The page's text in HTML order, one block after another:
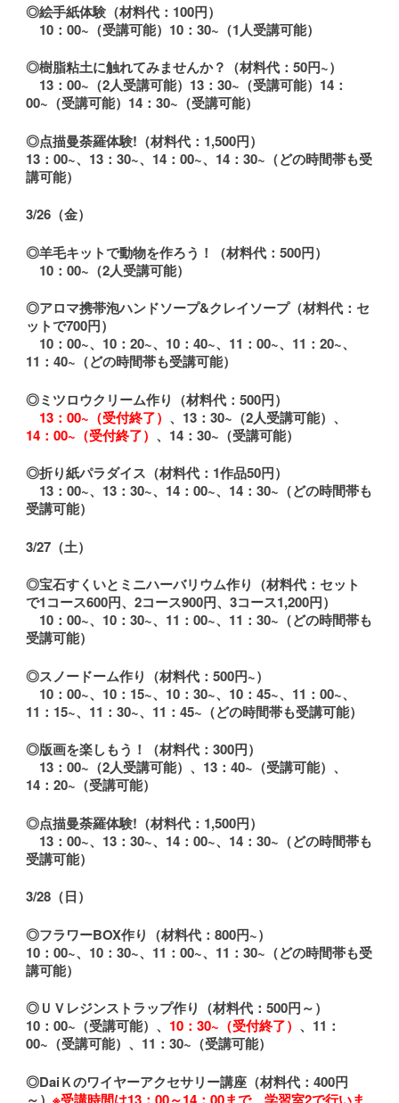
◎絵手紙体験（材料代：100円）
10：00~（受講可能）10：30~（1人受講可能）
◎樹脂粘土に触れてみませんか？（材料代：50円~）
13：00~（2人受講可能）13：30~（受講可能）14：
00~（受講可能）14：30~（受講可能）
◎点描曼荼羅体験!（材料代：1,500円）
13：00~、13：30~、14：00~、14：30~（どの時間帯も受
講可能）
3/26（金）
◎羊毛キットで動物を作ろう！（材料代：500円）
10：00~（2人受講可能）
◎アロマ携帯泡ハンドソープ&クレイソープ（材料代：セ
ットで700円）
10：00~、10：20~、10：40~、11：00~、11：20~、
11：40~（どの時間帯も受講可能）
◎ミツロウクリーム作り（材料代：500円）
13：00~（受付終了） 、13：30~（2人受講可能）、
14：00~（受付終了） 、14：30~（受講可能）
◎折り紙パラダイス（材料代：1作品50円）
13：00~、13：30~、14：00~、14：30~（どの時間帯も
受講可能）
3/27（土）
◎宝石すくいとミニハーバリウム作り（材料代：セット
で1コース600円、2コース900円、3コース1,200円）
10：00~、10：30~、11：00~、11：30~（どの時間帯も
受講可能）
◎スノードーム作り（材料代：500円~）
10：00~、10：15~、10：30~、10：45~、11：00~、
11：15~、11：30~、11：45~（どの時間帯も受講可能）
◎版画を楽しもう！（材料代：300円）
13：00~（2人受講可能）、13：40~（受講可能）、
14：20~（受講可能）
◎点描曼荼羅体験!（材料代：1,500円）
13：00~、13：30~、14：00~、14：30~（どの時間帯も
受講可能）
3/28（日）
◎フラワーBOX作り（材料代：800円~）
10：00~、10：30~、11：00~、11：30~（どの時間帯も受
講可能）
◎ＵＶレジンストラップ作り（材料代：500円～）
10：00~（受講可能）、 10：30~（受付終了） 、11：
00~（受講可能）、11：30~（受講可能）
◎DaiＫのワイヤーアクセサリー講座（材料代：400円